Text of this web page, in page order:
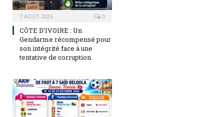
7 AOÛT 2026 0
CÔTE D’IVOIRE : Un
Gendarme récompensé pour
son intégrité face à une
tentative de corruption